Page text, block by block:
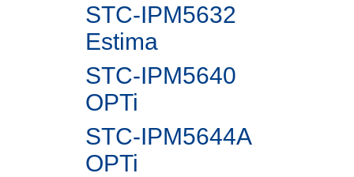
STC-IPM5632
Estima
STC-IPM5640
OPTi
STC-IPM5644A
OPTi